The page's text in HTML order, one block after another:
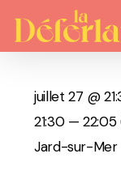
content
juillet 27 @
21:30 — 22:05
Jard-sur-Mer